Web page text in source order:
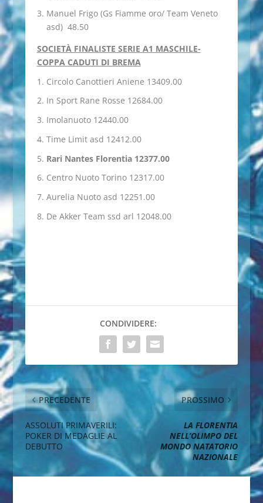
Manuel Frigo (Gs Fiamme oro/ Team Veneto
asd) 48.50
SOCIETÀ FINALISTE SERIE A1 MASCHILE-
COPPA CADUTI DI BREMA
Circolo Canottieri Aniene 13409.00
In Sport Rane Rosse 12684.00
Imolanuoto 12440.00
Time Limit asd 12412.00
Rari Nantes Florentia 12377.00
Centro Nuoto Torino 12317.00
Aurelia Nuoto asd 12251.00
De Akker Team ssd arl 12048.00
CONDIVIDERE:
PRECEDENTE
ASSOLUTI PRIMAVERILI:
POKER DI MEDAGLIE AL
DEBUTTO
PROSSIMO
LA FLORENTIA
NELL’OLIMPO DEL
MONDO NATATORIO
NAZIONALE